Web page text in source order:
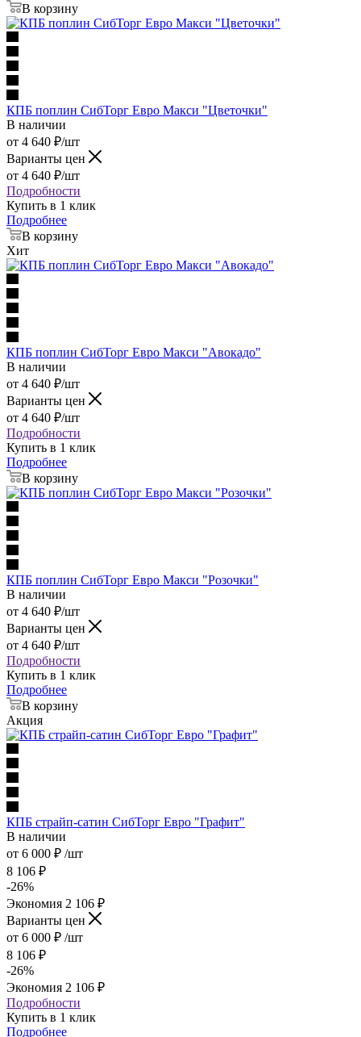
В корзину
КПБ поплин СибТорг Евро Макси "Цветочки"
В наличии
от 4 640 ₽/шт
Варианты цен
от 4 640 ₽/шт
Подробности
Купить в 1 клик
Подробнее
В корзину
Хит
КПБ поплин СибТорг Евро Макси "Авокадо"
В наличии
от 4 640 ₽/шт
Варианты цен
от 4 640 ₽/шт
Подробности
Купить в 1 клик
Подробнее
В корзину
КПБ поплин СибТорг Евро Макси "Розочки"
В наличии
от 4 640 ₽/шт
Варианты цен
от 4 640 ₽/шт
Подробности
Купить в 1 клик
Подробнее
В корзину
Акция
КПБ страйп-сатин СибТорг Евро "Графит"
В наличии
от 6 000 ₽ /шт
8 106 ₽
-26%
Экономия 2 106 ₽
Варианты цен
от 6 000 ₽ /шт
8 106 ₽
-26%
Экономия 2 106 ₽
Подробности
Купить в 1 клик
Подробнее